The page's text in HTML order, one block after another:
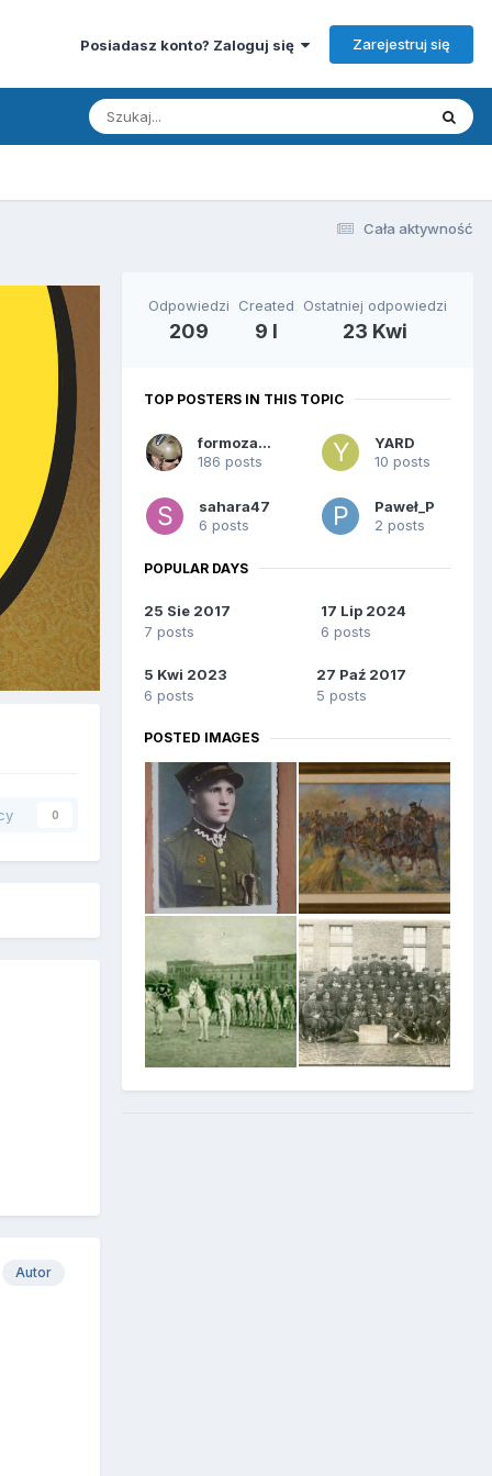
Posiadasz konto? Zaloguj się Zarejestruj się
Cała aktywność
0
Autor
Odpowiedzi
209
Created
9 l
Ostatniej odpowiedzi
23 Kwi
TOP POSTERS IN THIS TOPIC
formoza58
186 posts
YARD
10 posts
sahara47
6 posts
Paweł_P
2 posts
POPULAR DAYS
25 Sie 2017
7 posts
17 Lip 2024
6 posts
5 Kwi 2023
6 posts
27 Paź 2017
5 posts
POSTED IMAGES